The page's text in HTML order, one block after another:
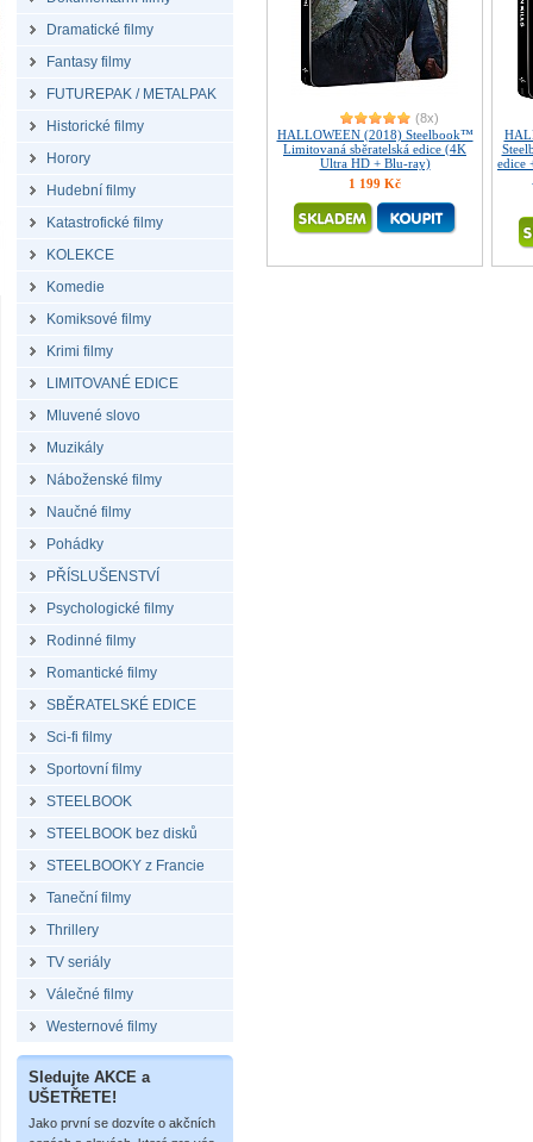
Dramatické filmy
Fantasy filmy
FUTUREPAK / METALPAK
Historické filmy
Horory
Hudební filmy
Katastrofické filmy
KOLEKCE
Komedie
Komiksové filmy
Krimi filmy
LIMITOVANÉ EDICE
Mluvené slovo
Muzikály
Náboženské filmy
Naučné filmy
Pohádky
PŘÍSLUŠENSTVÍ
Psychologické filmy
Rodinné filmy
Romantické filmy
SBĚRATELSKÉ EDICE
Sci-fi filmy
Sportovní filmy
STEELBOOK
STEELBOOK bez disků
STEELBOOKY z Francie
Taneční filmy
Thrillery
TV seriály
Válečné filmy
Westernové filmy
Sledujte AKCE a
UŠETŘETE!
Jako první se dozvíte o akčních
(8x)
HALLOWEEN (2018) Steelbook™
Limitovaná sběratelská edice (4K
Ultra HD + Blu-ray)
1 199 Kč
edice